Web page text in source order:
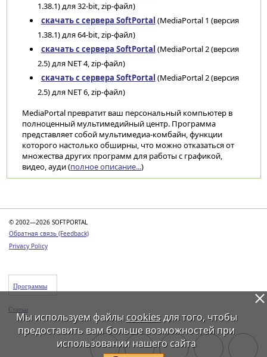
1.38.1) для 32-bit, zip-файл)
скачать с сервера SoftPortal (MediaPortal 1 (версия
1.38.1) для 64-bit, zip-файл)
скачать с сервера SoftPortal (MediaPortal 2 (версия
2.5) для NET 4, zip-файл)
скачать с сервера SoftPortal (MediaPortal 2 (версия
2.5) для NET 6, zip-файл)
MediaPortal превратит ваш персональный компьютер в
полноценный мультимедийный центр. Программа
представляет собой мультимедиа-комбайн, функции
которого настолько обширны, что можно отказаться от
множества других программ для работы с графикой,
видео, ауди (полное описание...)
© 2002—2026 SOFTPORTAL
Обратная связь (Feedback)
Privacy Policy
Программы
Статьи
Мы используем файлы cookiesдля того, чтобы
предоставить вам больше возможностей при
использовании нашего сайта